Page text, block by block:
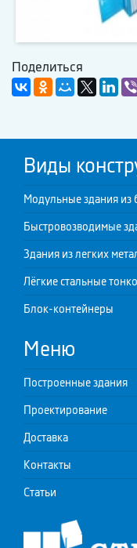
Поделиться
Виды
Модульные здания из
Быстровозводимые
Здания из легких
Лёгкие стальные
Блок-контейнеры
Меню
Построенные здания
Проектирование
Доставка
Контакты
Статьи